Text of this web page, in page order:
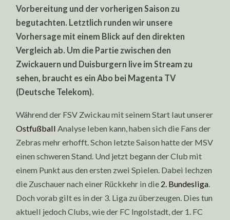
Vorbereitung und der vorherigen Saison zu
begutachten. Letztlich runden wir unsere
Vorhersage mit einem Blick auf den direkten
Vergleich ab. Um die Partie zwischen den
Zwickauern und Duisburgern live im Stream zu
sehen, braucht es ein Abo bei Magenta TV
(Deutsche Telekom).
Während der FSV Zwickau mit seinem Start laut unserer
Ostfußball Analyse leben kann, haben sich die Fans der
Zebras mehr erhofft. Schon letzte Saison hatte der MSV
einen schweren Stand. Und jetzt begann der Club mit
einem Punkt aus den ersten zwei Spielen. Dabei lechzen
die Zuschauer nach einer Rückkehr in die 2. Bundesliga.
Doch vorab gilt es in der 3. Liga zu überzeugen. Dies tun
aktuell jedoch Clubs, wie der FC Ingolstadt, der 1. FC